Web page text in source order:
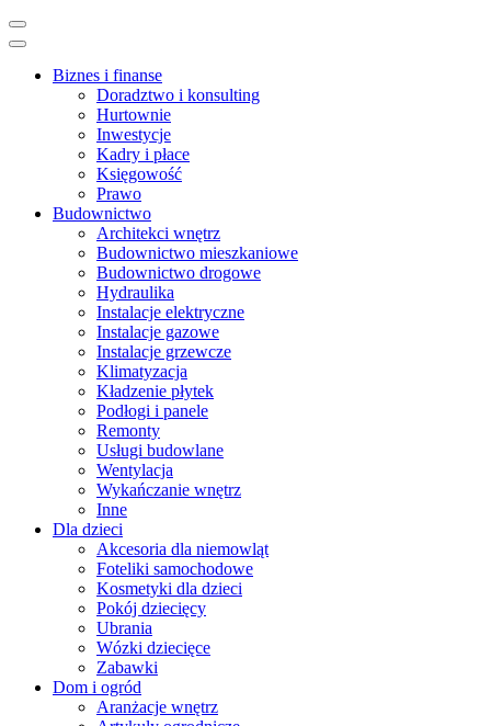
Skip
to
(Press
Biznes i finanse
Doradztwo i konsulting
Hurtownie
Inwestycje
Kadry i płace
Księgowość
Prawo
Budownictwo
Architekci wnętrz
Budownictwo mieszkaniowe
Budownictwo drogowe
Hydraulika
Instalacje elektryczne
Instalacje gazowe
Instalacje grzewcze
Klimatyzacja
Kładzenie płytek
Podłogi i panele
Remonty
Usługi budowlane
Wentylacja
Wykańczanie wnętrz
Inne
Dla dzieci
Akcesoria dla niemowląt
Foteliki samochodowe
Kosmetyki dla dzieci
Pokój dziecięcy
Ubrania
Wózki dziecięce
Zabawki
Dom i ogród
Aranżacje wnętrz